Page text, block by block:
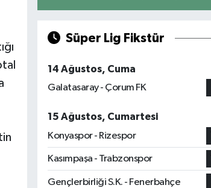
Süper Lig Fikstür
14 Ağustos, Cuma
Galatasaray - Çorum FK
15 Ağustos, Cumartesi
Konyaspor - Rizespor
Kasımpaşa - Trabzonspor
Gençlerbirliği S.K. - Fenerbahçe